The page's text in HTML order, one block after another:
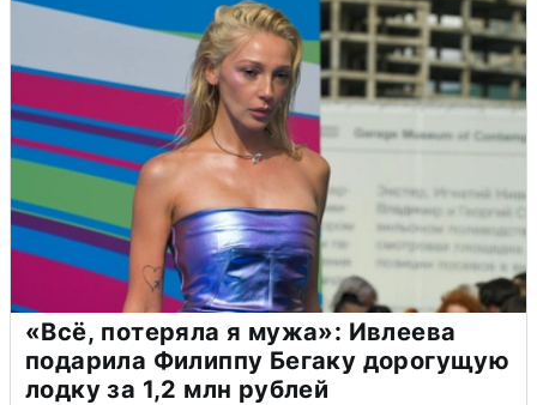
«Всё, потеряла я мужа»: Ивлеева
подарила Филиппу Бегаку дорогущую
лодку за 1,2 млн рублей